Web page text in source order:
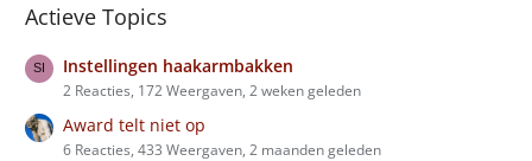
Actieve Topics
Instellingen haakarmbakken
2 Reacties, 172 Weergaven, 2 weken geleden
Award telt niet op
6 Reacties, 433 Weergaven, 2 maanden geleden